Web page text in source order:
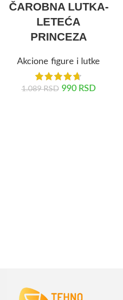
ČAROBNA LUTKA-
LETEĆA
PRINCEZA
Akcione figure i lutke
1.089RSD 990 RSD